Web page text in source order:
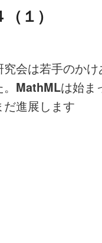
１）
究会は若手のか
MathMLは始ま
だ進展します